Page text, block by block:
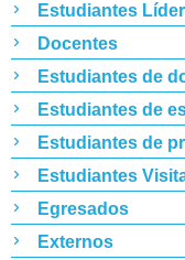
Estudiantes
Docentes
Estudiantes de
Estudiantes de
Estudiantes de
Estudiantes
Egresados
Externos